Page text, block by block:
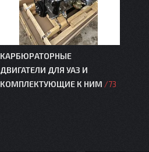
КАРБЮРАТОРНЫЕ
ДВИГАТЕЛИ ДЛЯ УАЗ И
КОМПЛЕКТУЮЩИЕ К НИМ
73